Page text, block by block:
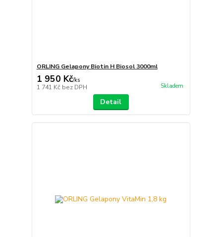
ORLING Gelapony Biotin H Biosol 3000ml
1 950 Kč/ks
1 741 Kč bez DPH Skladem
Detail